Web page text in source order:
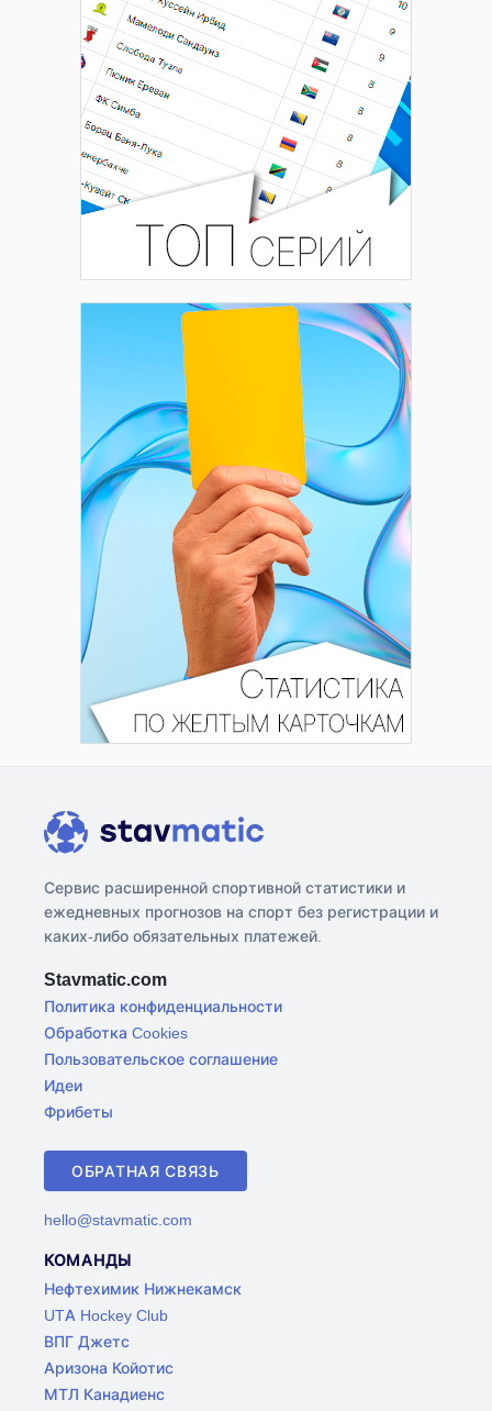
Сервис расширенной спортивной статистики и
ежедневных прогнозов на спорт без регистрации и
каких-либо обязательных платежей.
Stavmatic.com
Политика конфиденциальности
Обработка Cookies
Пользовательское соглашение
Идеи
Фрибеты
ОБРАТНАЯ СВЯЗЬ
hello@stavmatic.com
КОМАНДЫ
Нефтехимик Нижнекамск
UTA Hockey Club
ВПГ Джетс
Аризона Койотис
МТЛ Канадиенс